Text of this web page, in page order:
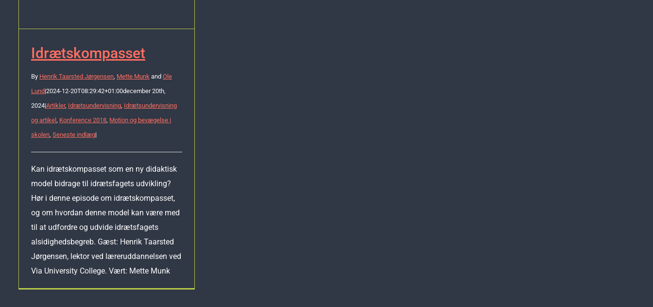
Idrætskompasset
By Henrik Taarsted Jørgensen Mette Munk and Ole
Lund|2024-12-20T08:29:42+01:00december 20th,
2024|Artikler, Idrætsundervisning Idrætsundervisning
og artikel Konference 2018 Motion og bevægelse i
skolen Seneste indlæg|
Kan idrætskompasset som en ny didaktisk
model bidrage til idrætsfagets udvikling?
Hør i denne episode om idrætskompasset,
og om hvordan denne model kan være med
til at udfordre og udvide idrætsfagets
alsidighedsbegreb. Gæst: Henrik Taarsted
Jørgensen, lektor ved læreruddannelsen ved
Via University College. Vært: Mette Munk